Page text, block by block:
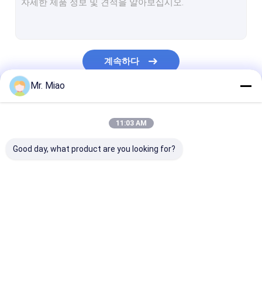
계속하다
Mr. Miao
11:03 AM
Good day, what product are you looking for?